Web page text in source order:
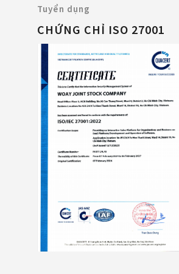
Tuyển dụng
CHỨNG CHỈ ISO 27001